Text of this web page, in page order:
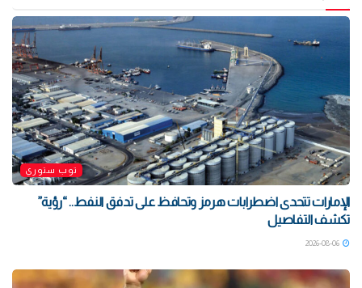
توب ستوري
الإمارات تتحدى اضطرابات هرمز وتحافظ على تدفق النفط.. “رؤية”
تكشف التفاصيل